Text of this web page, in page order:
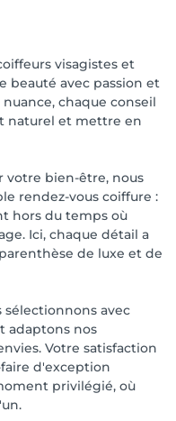
en beauté ! ✨
connaître les
les horaires
engagement,
toute l’année,
visagistes et
beauté avec passion et
chaque conseil
naturel et mettre en
votre bien-être, nous
rendez-vous coiffure :
hors du temps où
Ici, chaque détail a
de luxe et de
sélectionnons avec
adaptons nos
Votre satisfaction
d'exception
privilégié, où